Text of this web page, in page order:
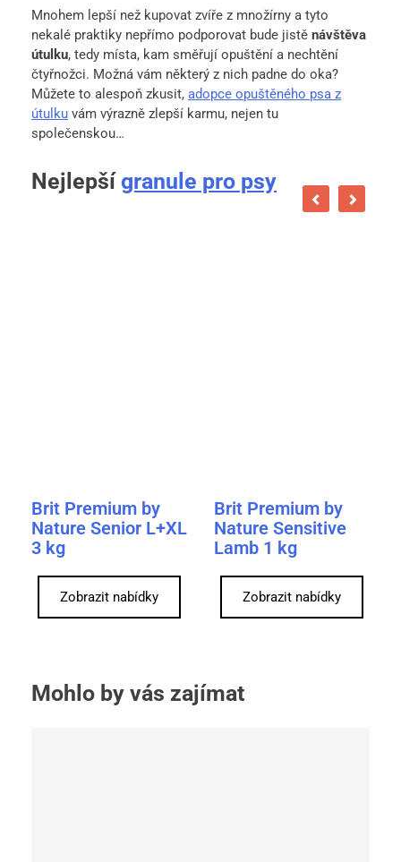
Mnohem lepší než kupovat zvíře z množírny a tyto
nekalé praktiky nepřímo podporovat bude jistě návštěva
útulku, tedy místa, kam směřují opuštění a nechtění
čtyřnožci. Možná vám některý z nich padne do oka?
Můžete to alespoň zkusit, adopce opuštěného psa z
útulku vám výrazně zlepší karmu, nejen tu
společenskou…
Nejlepšígranule pro psy
Brit Premium by
Nature Senior L+XL
3 kg
Zobrazit nabídky
Brit Premium by
Nature Sensitive
Lamb 1 kg
Zobrazit nabídky
Mohlo by vás zajímat